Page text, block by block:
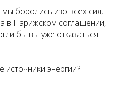
мы боролись изо всех сил,
в Парижском соглашении,
бы вы уже отказаться
энергии?